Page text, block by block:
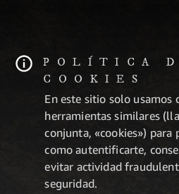
POLÍTICA
COOKIES
En este sitio solo usamos
herramientas similares
conjunta, «cookies») para
como autentificarte,
evitar actividad
seguridad.